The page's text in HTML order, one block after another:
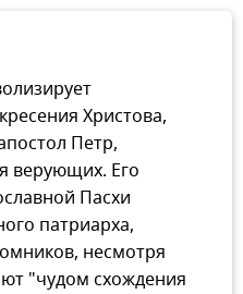
Христова,
Петр,
верующих. Его
Пасхи
патриарха,
несмотря
"чудом схождения